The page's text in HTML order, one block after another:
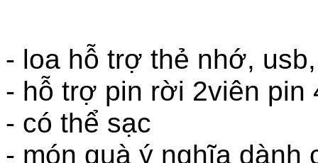
- loa hỗ trợ thẻ nhớ,
- hỗ trợ pin rời 2viên pin
- có thể sạc
- món quà ý nghĩa dành